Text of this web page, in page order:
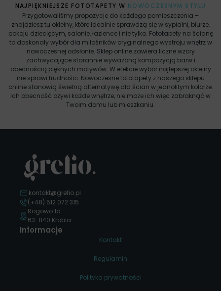
NAJPIĘKNIEJSZE FOTOTAPETY W NOWOCZESNYM STYLU
Przygotowaliśmy propozycje do każdego pomieszczenia –
znajdziesz tu okleiny, które idealnie sprawdzą się w sypialni, biurze,
pokoju dziecięcym, salonie, łazience i nie tylko. Fototapety na ścianę
to doskonały wybór dla miłośników oryginalnego wystroju wnętrz w
nowoczesnej odsłonie. Sklep online zawiera liczne wzory
zachwycające starannie wyważoną kompozycją barw i
obecnością pięknych motywów. W efekcie wybór najlepszej okleiny
nie sprawi trudności. Nowoczesne fototapety z naszego sklepu
online stanowią świetną alternatywę dla ścian w jednolitym kolorze.
Ich obecność ożywi każde wnętrze, nie może ich więc zabraknąć w
Twoim domu lub mieszkaniu.
kontakt@grefio.pl
(+48) 512 072 315
Rogowo 1a
63-840 Krobia
Informacje
Kontakt
Regulamin
Polityka prywatności